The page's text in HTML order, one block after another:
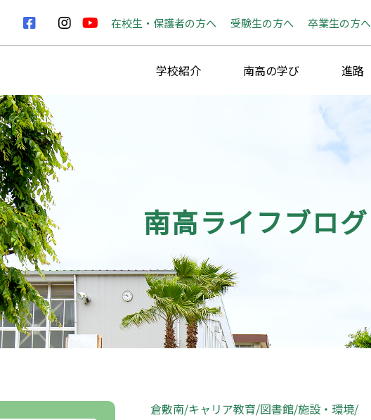
在校生・保護者の方へ 受験生の方へ 卒業生の方へ
学校紹介 南高の学び 進路
南高ライフブログ
倉敷南 キャリア教育 図書館 施設・環境